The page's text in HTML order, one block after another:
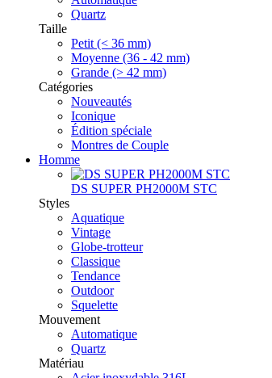
Quartz
Taille
Petit (< 36 mm)
Moyenne (36 - 42 mm)
Grande (> 42 mm)
Catégories
Nouveautés
Iconique
Édition spéciale
Montres de Couple
Homme
DS SUPER PH2000M STC
Styles
Aquatique
Vintage
Globe-trotteur
Classique
Tendance
Outdoor
Squelette
Mouvement
Automatique
Quartz
Matériau